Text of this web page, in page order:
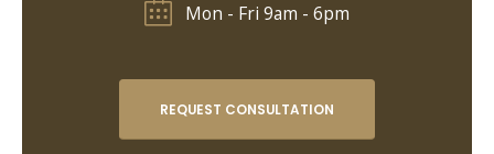
Mon - Fri 9am - 6pm
REQUEST CONSULTATION